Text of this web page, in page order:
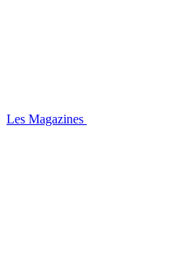
Les Magazines